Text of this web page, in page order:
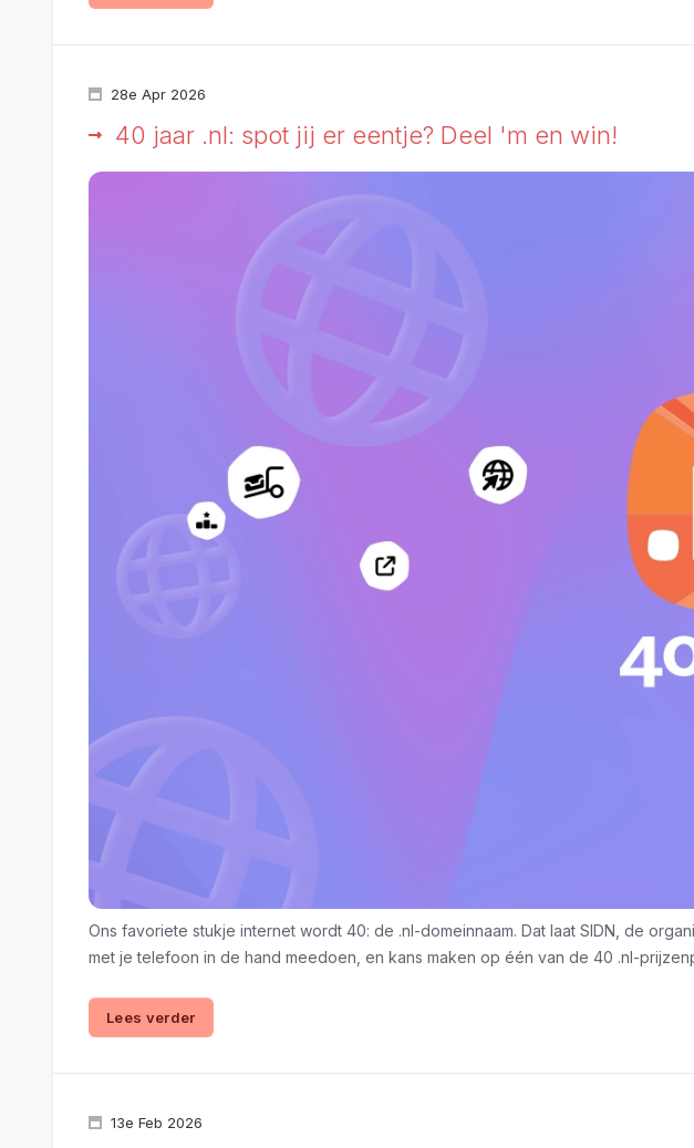
28e Apr 2026
40 jaar .nl: spot jij er eentje? Deel 'm en win!
Ons favoriete stukje internet wordt 40: de .nl-domeinnaam. Dat laat SIDN, de
met je telefoon in de hand meedoen, en kans maken op één van de 40 .nl-
Lees verder
13e Feb 2026